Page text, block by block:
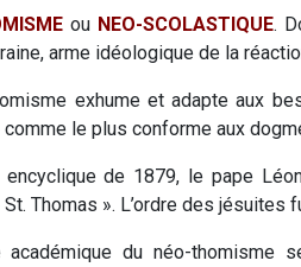
ou NEO-SCOLASTIQUE.
arme idéologique de la
exhume et adapte aux
le plus conforme aux
encyclique de 1879, le pape
Thomas ». L’ordre des
académique du néo-thomisme